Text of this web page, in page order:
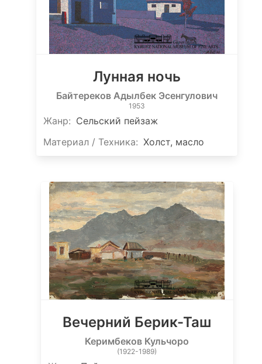
Лунная ночь
Байтереков Адылбек Эсенгулович
1953
Жанр: Сельский пейзаж
Материал / Техника: Холст, масло
Вечерний Берик-Таш
Керимбеков Кульчоро
(1922-1989)